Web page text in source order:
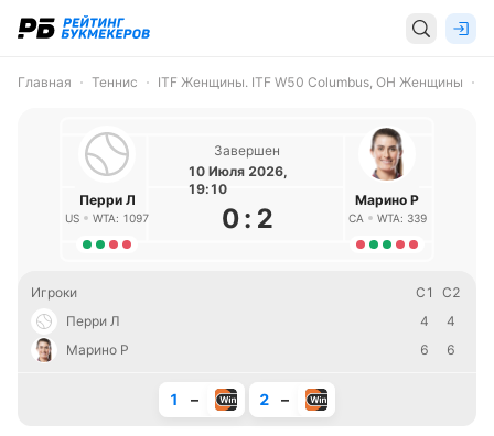
Главная Теннис ITF Женщины. ITF W50 Columbus, OH Женщины
Перри Л
US WTA: 1097
Завершен
10 Июля 2026,
19:10
0: 2
Марино Р
CA WTA: 339
Игроки С1
С2
Перри Л
4
4
Марино Р
6 6
1 – 2 –